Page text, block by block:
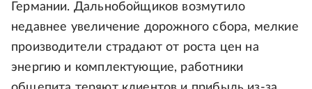
Германии. Дальнобойщиков возмутило
недавнее увеличение дорожного сбора, мелкие
производители страдают от роста цен на
энергию и комплектующие, работники